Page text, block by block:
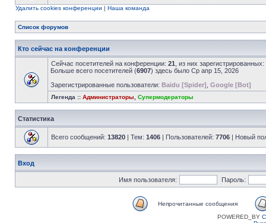
Удалить cookies конференции | Наша команда
Список форумов
Кто сейчас на конференции
Сейчас посетителей на конференции: 21 , из них
Больше всего посетителей (6907) здесь было Ср апр 15, 2026
Зарегистрированные пользователи: Baidu [Spider] Google [Bot]
Легенда :: Администраторы Супермодераторы
Статистика
Всего сообщений: 13820 | Тем: 1406 | Пользователей: 7706 | Новый
Вход
Имя пользователя: Пароль:
Непрочитанные сообщения
POWERED_BY